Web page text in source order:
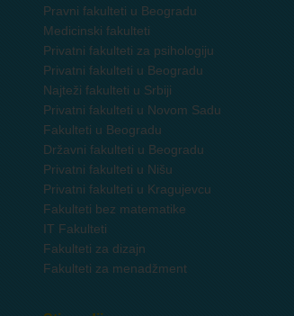
Pravni fakulteti u Beogradu
Medicinski fakulteti
Privatni fakulteti za psihologiju
Privatni fakulteti u Beogradu
Najteži fakulteti u Srbiji
Privatni fakulteti u Novom Sadu
Fakulteti u Beogradu
Državni fakulteti u Beogradu
Privatni fakulteti u Nišu
Privatni fakulteti u Kragujevcu
Fakulteti bez matematike
IT Fakulteti
Fakulteti za dizajn
Fakulteti za menadžment